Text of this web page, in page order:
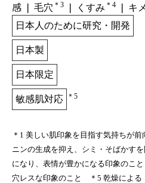
感 ❘ 毛穴 ＊3 ❘ くすみ ＊4
❘ キ
日本人のために研究・開発
日本製
日本限定
敏感肌対応 ＊5
＊1 美しい肌印象を目指す気持ちが
ニンの生成を抑え、シミ・そばかす
になり、表情が豊かになる印象のこ
穴レスな印象のこと ＊5 乾燥によ